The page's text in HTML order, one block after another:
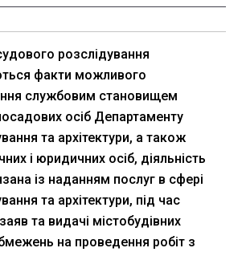
розслідування
факти можливого
службовим становищем
осіб Департаменту
та архітектури, а також
і юридичних осіб, діяльність
із наданням послуг в сфері
та архітектури, під час
та видачі містобудівних
на проведення робіт з